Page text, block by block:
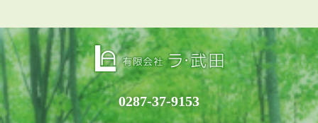
0287-37-9153